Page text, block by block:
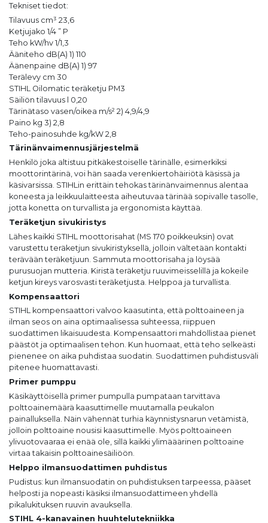
Tekniset tiedot:
Tilavuus cm³ 23,6
Ketjujako 1/4 ” P
Teho kW/hv 1/1,3
Ääniteho dB(A) 1) 110
Äänenpaine dB(A) 1) 97
Terälevy cm 30
STIHL Oilomatic teräketju PM3
Säiliön tilavuus l 0,20
Tärinätaso vasen/oikea m/s² 2) 4,9/4,9
Paino kg 3) 2,8
Teho-painosuhde kg/kW 2,8
Tärinänvaimennusjärjestelmä
Henkilö joka altistuu pitkäkestoiselle tärinälle, esimerkiksi
moottorintärinä, voi hän saada verenkiertohäiriötä käsissä ja
käsivarsissa. STIHLin erittäin tehokas tärinänvaimennus alentaa
koneesta ja leikkuulaitteesta aiheutuvaa tärinää sopivalle tasolle,
jotta konetta on turvallista ja ergonomista käyttää.
Teräketjun sivukiristys
Lähes kaikki STIHL moottorisahat (MS 170 poikkeuksin) ovat
varustettu teräketjun sivukiristyksellä, jolloin vältetään kontakti
terävään teräketjuun. Sammuta moottorisaha ja löysää
purusuojan mutteria. Kiristä teräketju ruuvimeisselillä ja kokeile
ketjun kireys varosvasti teräketjusta. Helppoa ja turvallista.
Kompensaattori
STIHL kompensaattori valvoo kaasutinta, että polttoaineen ja
ilman seos on aina optimaalisessa suhteessa, riippuen
suodattimen likaisuudesta. Kompensaattori mahdollistaa pienet
päästöt ja optimaalisen tehon. Kun huomaat, että teho selkeästi
pienenee on aika puhdistaa suodatin. Suodattimen puhdistusväli
pitenee huomattavasti.
Primer pumppu
Käsikäyttöisellä primer pumpulla pumpataan tarvittava
polttoainemäärä kaasuttimelle muutamalla peukalon
painalluksella. Näin vähennät turhia käynnistysnarun vetämistä,
jolloin polttoaine nousisi kaasuttimelle. Myös polttoaineen
ylivuotovaaraa ei enää ole, sillä kaikki ylimääärinen polttoaine
virtaa takaisin polttoainesäiliöön.
Helppo ilmansuodattimen puhdistus
Pudistus: kun ilmansuodatin on puhdistuksen tarpeessa, pääset
helposti ja nopeasti käsiksi ilmansuodattimeen yhdellä
pikalukituksen ruuvin avauksella.
STIHL 4-kanavainen huuhtelutekniikka